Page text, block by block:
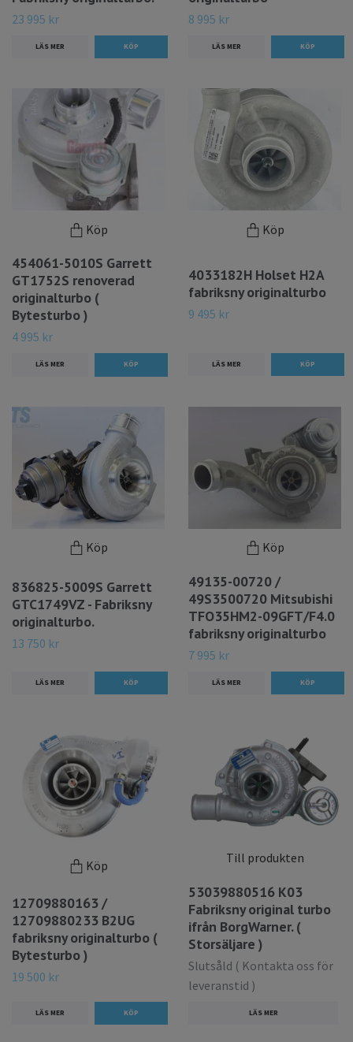
23 995 kr
LÄS MER
8 995 kr
LÄS MER
Köp
454061-5010S Garrett
GT1752S renoverad
originalturbo (
Bytesturbo )
4 995 kr
LÄS MER
Köp
4033182H Holset H2A
fabriksny originalturbo
9 495 kr
LÄS MER
Köp
836825-5009S Garrett
GTC1749VZ - Fabriksny
originalturbo.
13 750 kr
LÄS MER
Köp
49135-00720 /
49S3500720 Mitsubishi
TFO35HM2-09GFT/F4.0
fabriksny originalturbo
7 995 kr
LÄS MER
Köp
12709880163 /
12709880233 B2UG
fabriksny originalturbo (
Bytesturbo )
19 500 kr
LÄS MER
Till produkten
53039880516 K03
Fabriksny original turbo
ifrån BorgWarner. (
Storsäljare )
Slutsåld ( Kontakta oss för
leveranstid )
LÄS MER